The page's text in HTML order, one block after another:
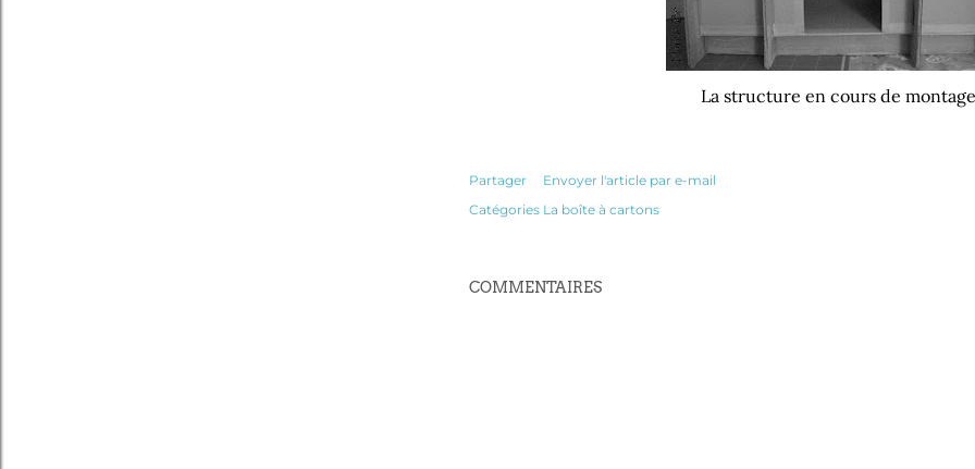
La structure en cours de
Partager
Envoyer l'article par e-mail
Catégories La boîte à cartons
COMMENTAIRES